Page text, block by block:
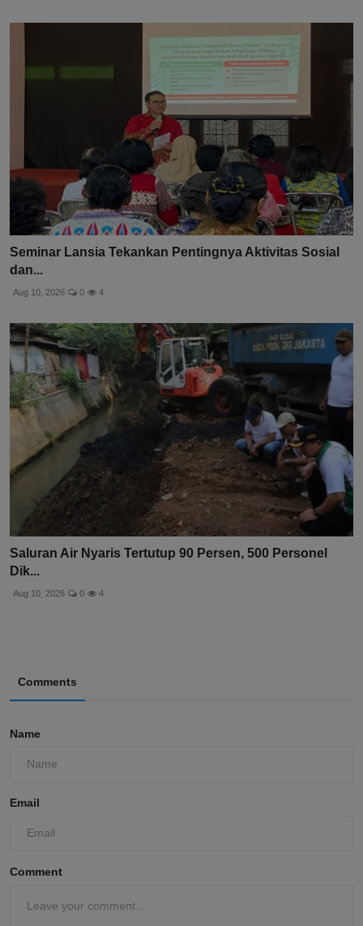
Seminar Lansia Tekankan Pentingnya Aktivitas Sosial
dan...
Aug 10, 2026 0 4
Saluran Air Nyaris Tertutup 90 Persen, 500 Personel
Dik...
Aug 10, 2026 0 4
Comments
Name
Email
Comment